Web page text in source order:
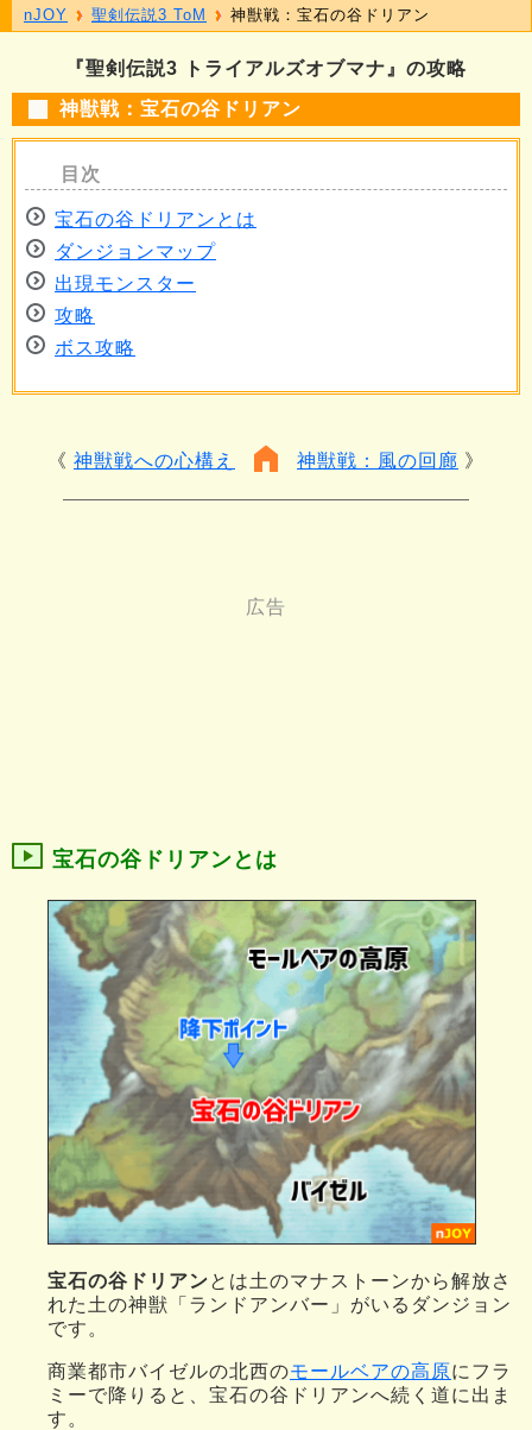
『聖剣伝説3 トライアルズオブマナ』の攻略
神獣戦：宝石の谷ドリアン
宝石の谷ドリアンとは
ダンジョンマップ
出現モンスター
攻略
ボス攻略
神獣戦への心構え 神獣戦：風の回廊
宝石の谷ドリアンとは
宝石の谷ドリアンとは土のマナストーンから解放さ
れた土の神獣「ランドアンバー」がいるダンジョン
です。
商業都市バイゼルの北西のモールベアの高原にフラ
ミーで降りると、宝石の谷ドリアンへ続く道に出ま
す。
nJOY 聖剣伝説3 ToM 神獣戦：宝石の谷ドリアン